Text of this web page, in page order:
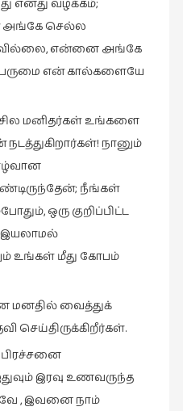
எனது வழக்கம்;
அங்கே செல்ல
என்னை அங்கே
என் கால்களையே
மனிதர்கள் உங்களை
நானும்
நீங்கள்
ஒரு குறிப்பிட்ட
இயலாமல்
உங்கள் மீது கோபம்
வைத்துக்
இரவு உணவருந்த
, இவனை நாம்